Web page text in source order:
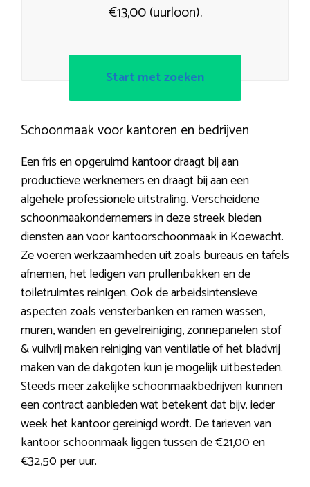
€13,00 (uurloon).
Start met zoeken
Schoonmaak voor kantoren en bedrijven
Een fris en opgeruimd kantoor draagt bij aan
productieve werknemers en draagt bij aan een
algehele professionele uitstraling. Verscheidene
schoonmaakondernemers in deze streek bieden
diensten aan voor kantoorschoonmaak in Koewacht.
Ze voeren werkzaamheden uit zoals bureaus en tafels
afnemen, het ledigen van prullenbakken en de
toiletruimtes reinigen. Ook de arbeidsintensieve
aspecten zoals vensterbanken en ramen wassen,
muren, wanden en gevelreiniging, zonnepanelen stof
& vuilvrij maken reiniging van ventilatie of het bladvrij
maken van de dakgoten kun je mogelijk uitbesteden.
Steeds meer zakelijke schoonmaakbedrijven kunnen
een contract aanbieden wat betekent dat bijv. ieder
week het kantoor gereinigd wordt. De tarieven van
kantoor schoonmaak liggen tussen de €21,00 en
€32,50 per uur.